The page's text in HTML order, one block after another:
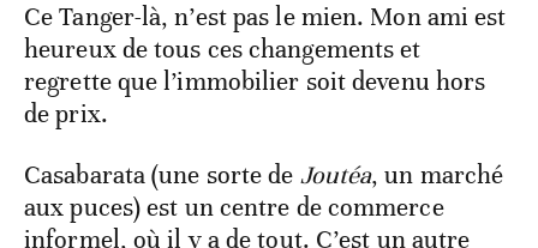
Ce Tanger-là, n’est pas le mien. Mon ami est
heureux de tous ces changements et
regrette que l’immobilier soit devenu hors
de prix.
Casabarata (une sorte de Joutéa, un marché
aux puces) est un centre de commerce
informel, où il y a de tout. C’est un autre